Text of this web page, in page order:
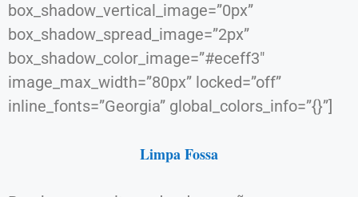
box_shadow_vertical_image=”0px”
box_shadow_spread_image=”2px”
box_shadow_color_image=”#eceff3″
image_max_width=”80px” locked=”off”
inline_fonts=”Georgia” global_colors_info=”{}”]
Limpa Fossa